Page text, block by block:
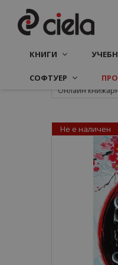
КНИГИ
СОФТУЕР
Онлайн
Не е наличен